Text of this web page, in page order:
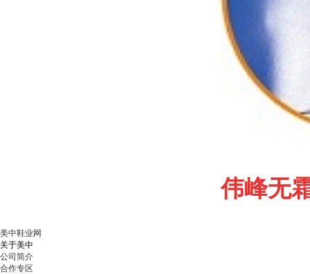
伟峰无
美中鞋业网
关于美中
公司简介
合作专区